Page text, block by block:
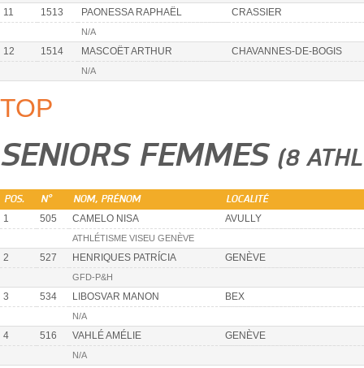
11 1513 PAONESSA RAPHAËL CRASSIER
N/A
12 1514 MASCOËT ARTHUR CHAVANNES-DE-BOGIS
N/A
TOP
SENIORS FEMMES (8
POS. N° NOM, PRÉNOM LOCALITÉ
1 505 CAMELO NISA AVULLY
ATHLÉTISME VISEU GENÈVE
2 527 HENRIQUES PATRÍCIA GENÈVE
GFD-P&H
3 534 LIBOSVAR MANON BEX
N/A
4 516 VAHLÉ AMÉLIE GENÈVE
N/A